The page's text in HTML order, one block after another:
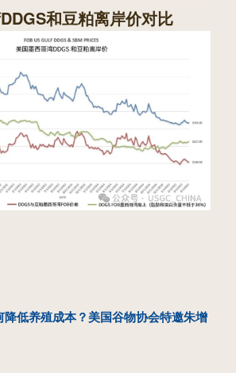
和豆粕离岸价对比
降低养殖成本？美国谷物协会特邀朱增